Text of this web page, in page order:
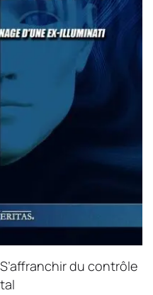
du contrôle